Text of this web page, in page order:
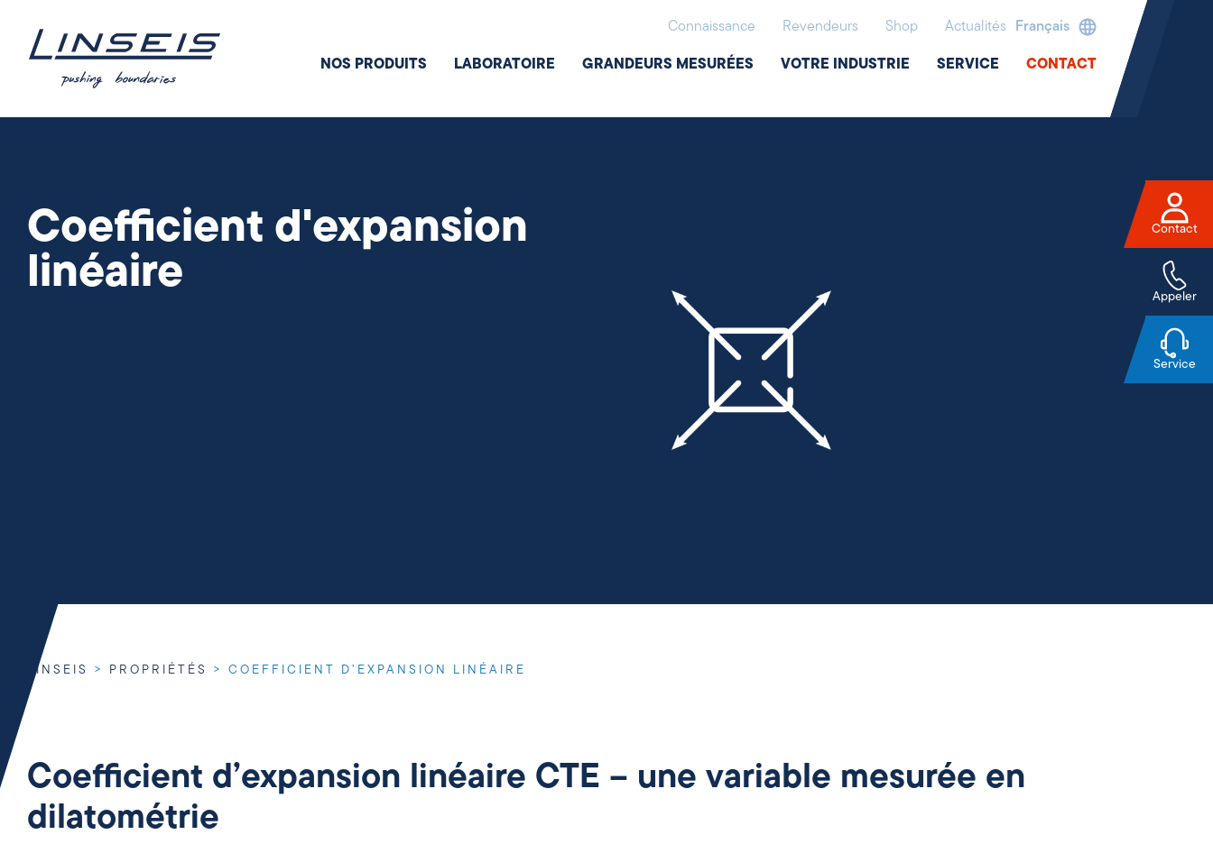
Connaissance Revendeurs Shop Actualités Français
NOS PRODUITS LABORATOIRE GRANDEURS MESURÉES VOTRE INDUSTRIE SERVICE CONTACT
Coefficient d'expansion
linéaire
LINSEIS > PROPRIÉTÉS > COEFFICIENT D’EXPANSION LINÉAIRE
Coefficient d’expansion linéaire CTE – une variable mesurée en
dilatométrie
Contact
Appeler
Service